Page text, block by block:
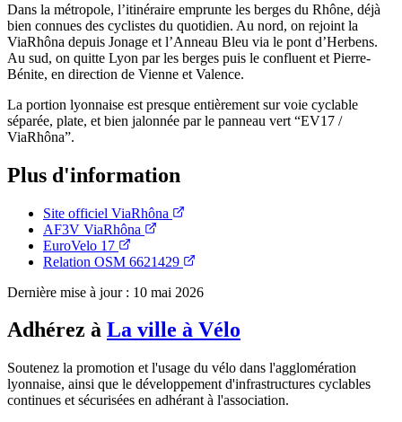
Dans la métropole, l’itinéraire emprunte les berges du Rhône, déjà
bien connues des cyclistes du quotidien. Au nord, on rejoint la
ViaRhôna depuis Jonage et l’Anneau Bleu via le pont d’Herbens.
Au sud, on quitte Lyon par les berges puis le confluent et Pierre-
Bénite, en direction de Vienne et Valence.
La portion lyonnaise est presque entièrement sur voie cyclable
séparée, plate, et bien jalonnée par le panneau vert “EV17 /
ViaRhôna”.
Plus d'information
Site officiel ViaRhôna
AF3V ViaRhôna
EuroVelo 17
Relation OSM 6621429
Dernière mise à jour : 10 mai 2026
Adhérez à La ville à Vélo
Soutenez la promotion et l'usage du vélo dans l'agglomération
lyonnaise, ainsi que le développement d'infrastructures cyclables
continues et sécurisées en adhérant à l'association.